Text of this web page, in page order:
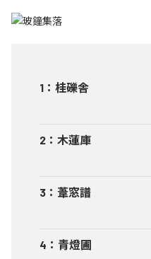
1 ： 桂礫舎
2 ： 木蓮庫
3 ： 葦窓譜
4 ： 青燈圃